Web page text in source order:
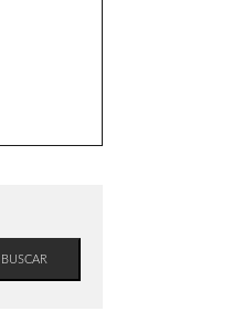
BUSCAR